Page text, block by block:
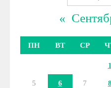
«
ПН ВТ СР
1
5 6 7 8